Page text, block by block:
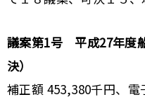
議案第1号 平成27年度
決）
補正額 453,380千円、